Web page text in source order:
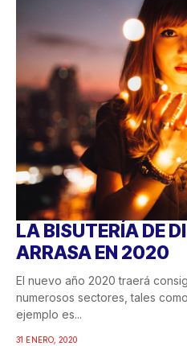
LA BISUTERÍA DE
ARRASA EN 2020
El nuevo año 2020 traerá
numerosos sectores, tales
ejemplo es...
31 ENERO, 2020